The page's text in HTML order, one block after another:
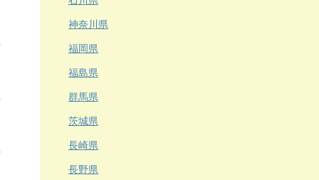
神奈川県
福岡県
福島県
群馬県
茨城県
長崎県
長野県